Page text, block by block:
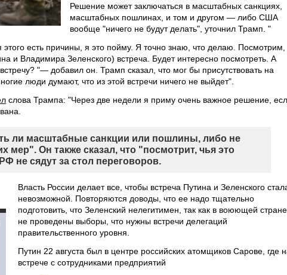
Решение может заключаться в масштабных санкциях,
масштабных пошлинах, и том и другом — либо США
вообще "ничего не будут делать", уточнил Трамп. "
есть причины, я это пойму. Я точно знаю, что делаю. Посмотрим,
и Владимира Зеленского) встреча. Будет интересно посмотреть. А
"— добавил он. Трамп сказал, что мог бы присутствовать на
люди думают, что из этой встречи ничего не выйдет".
слова Трампа: "Через две недели я приму очень важное решение,
ли масштабные санкции или пошлины, либо не
мер". Он также сказал, что "посмотрит, чья это
не сядут за стол переговоров.
Власть России делает все, чтобы встреча Путина и Зеленского
невозможной. Повторяются доводы, что ее надо тщательно
подготовить, что Зеленский нелегитимен, так как в воюющей стране
не проведены выборы, что нужны встречи делегаций
правительственного уровня.
Путин 22 августа был в центре российских атомщиков Сарове, где
встрече с сотрудниками предприятий